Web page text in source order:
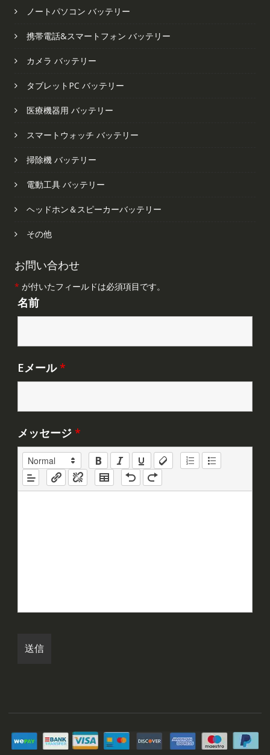
ノートパソコン バッテリー
携帯電話&スマートフォン バッテリー
カメラ バッテリー
タブレットPC バッテリー
医療機器用 バッテリー
スマートウォッチ バッテリー
掃除機 バッテリー
電動工具 バッテリー
ヘッドホン＆スピーカーバッテリー
その他
お問い合わせ
* が付いたフィールドは必須項目です。
名前
Eメール*
メッセージ *